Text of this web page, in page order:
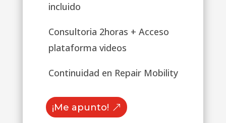
incluido
Consultoria 2horas + Acceso
plataforma videos
Continuidad en Repair Mobility
¡Me apunto!